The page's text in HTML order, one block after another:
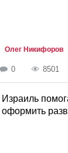
Олег Никифоров
0 8501
Израиль
оформить